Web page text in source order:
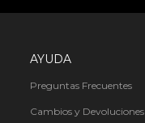
AYUDA
Preguntas Frecuentes
Cambios y Devoluciones